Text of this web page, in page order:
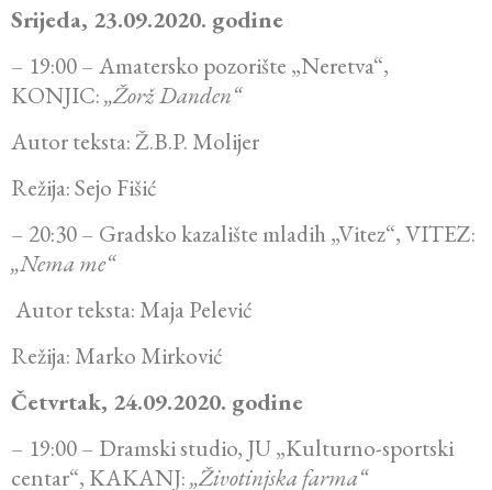
Srijeda, 23.09.2020. godine
– 19:00 – Amatersko pozorište „Neretva“,
KONJIC:„Žorž Danden“
Autor teksta: Ž.B.P. Molijer
Režija: Sejo Fišić
– 20:30 – Gradsko kazalište mladih „Vitez“, VITEZ:
„Nema me“
Autor teksta: Maja Pelević
Režija: Marko Mirković
Četvrtak, 24.09.2020. godine
– 19:00 – Dramski studio, JU „Kulturno-sportski
centar“, KAKANJ:„Životinjska farma“